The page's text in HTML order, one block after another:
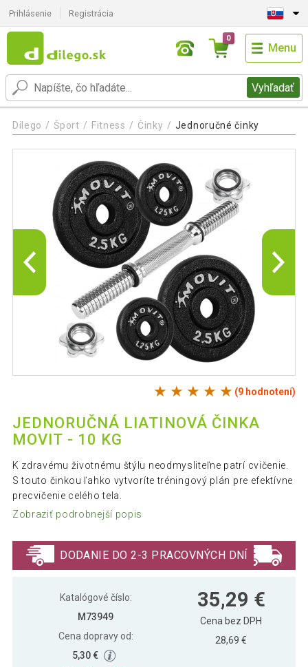
Prihlásenie Registrácia
Vyhľadať
0
Menu
Dilego Šport Fitness Činky Jednoručné činky
(9 hodnotení)
JEDNORUČNÁ LIATINOVÁ ČINKA
MOVIT - 10 KG
K zdravému životnému štýlu neodmysliteľne patrí cvičenie.
S touto činkou ľahko vytvoríte tréningový plán pre efektívne
precvičenie celého tela.
Zobraziť podrobnejší popis
DODANIE DO 2-3 PRACOVNÝCH DNÍ
Katalógové číslo:
M73949
Cena dopravy od:
5,30 €
35,29 €
Cena bez DPH
28,69 €